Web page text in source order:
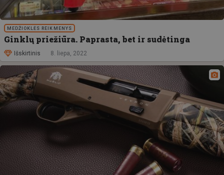
MEDŽIOKLĖS REIKMENYS
Ginklų priežiūra. Paprasta, bet ir sudėtinga
Išskirtinis 8. liepa, 2022